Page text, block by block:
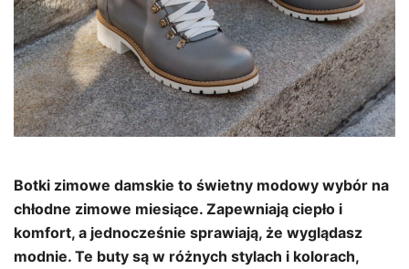
Botki zimowe damskie to świetny modowy wybór na
chłodne zimowe miesiące. Zapewniają ciepło i
komfort, a jednocześnie sprawiają, że wyglądasz
modnie. Te buty są w różnych stylach i kolorach,